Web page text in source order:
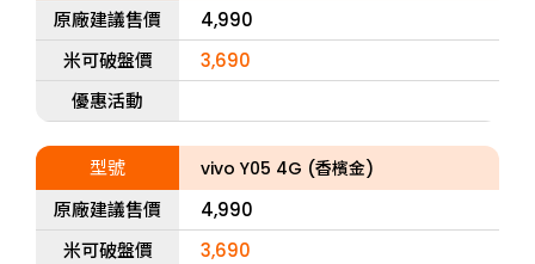
原廠建議售價
4,990
米可破盤價
3,690
優惠活動
型號 vivo Y05 4G (香檳金)
原廠建議售價
4,990
米可破盤價
3,690